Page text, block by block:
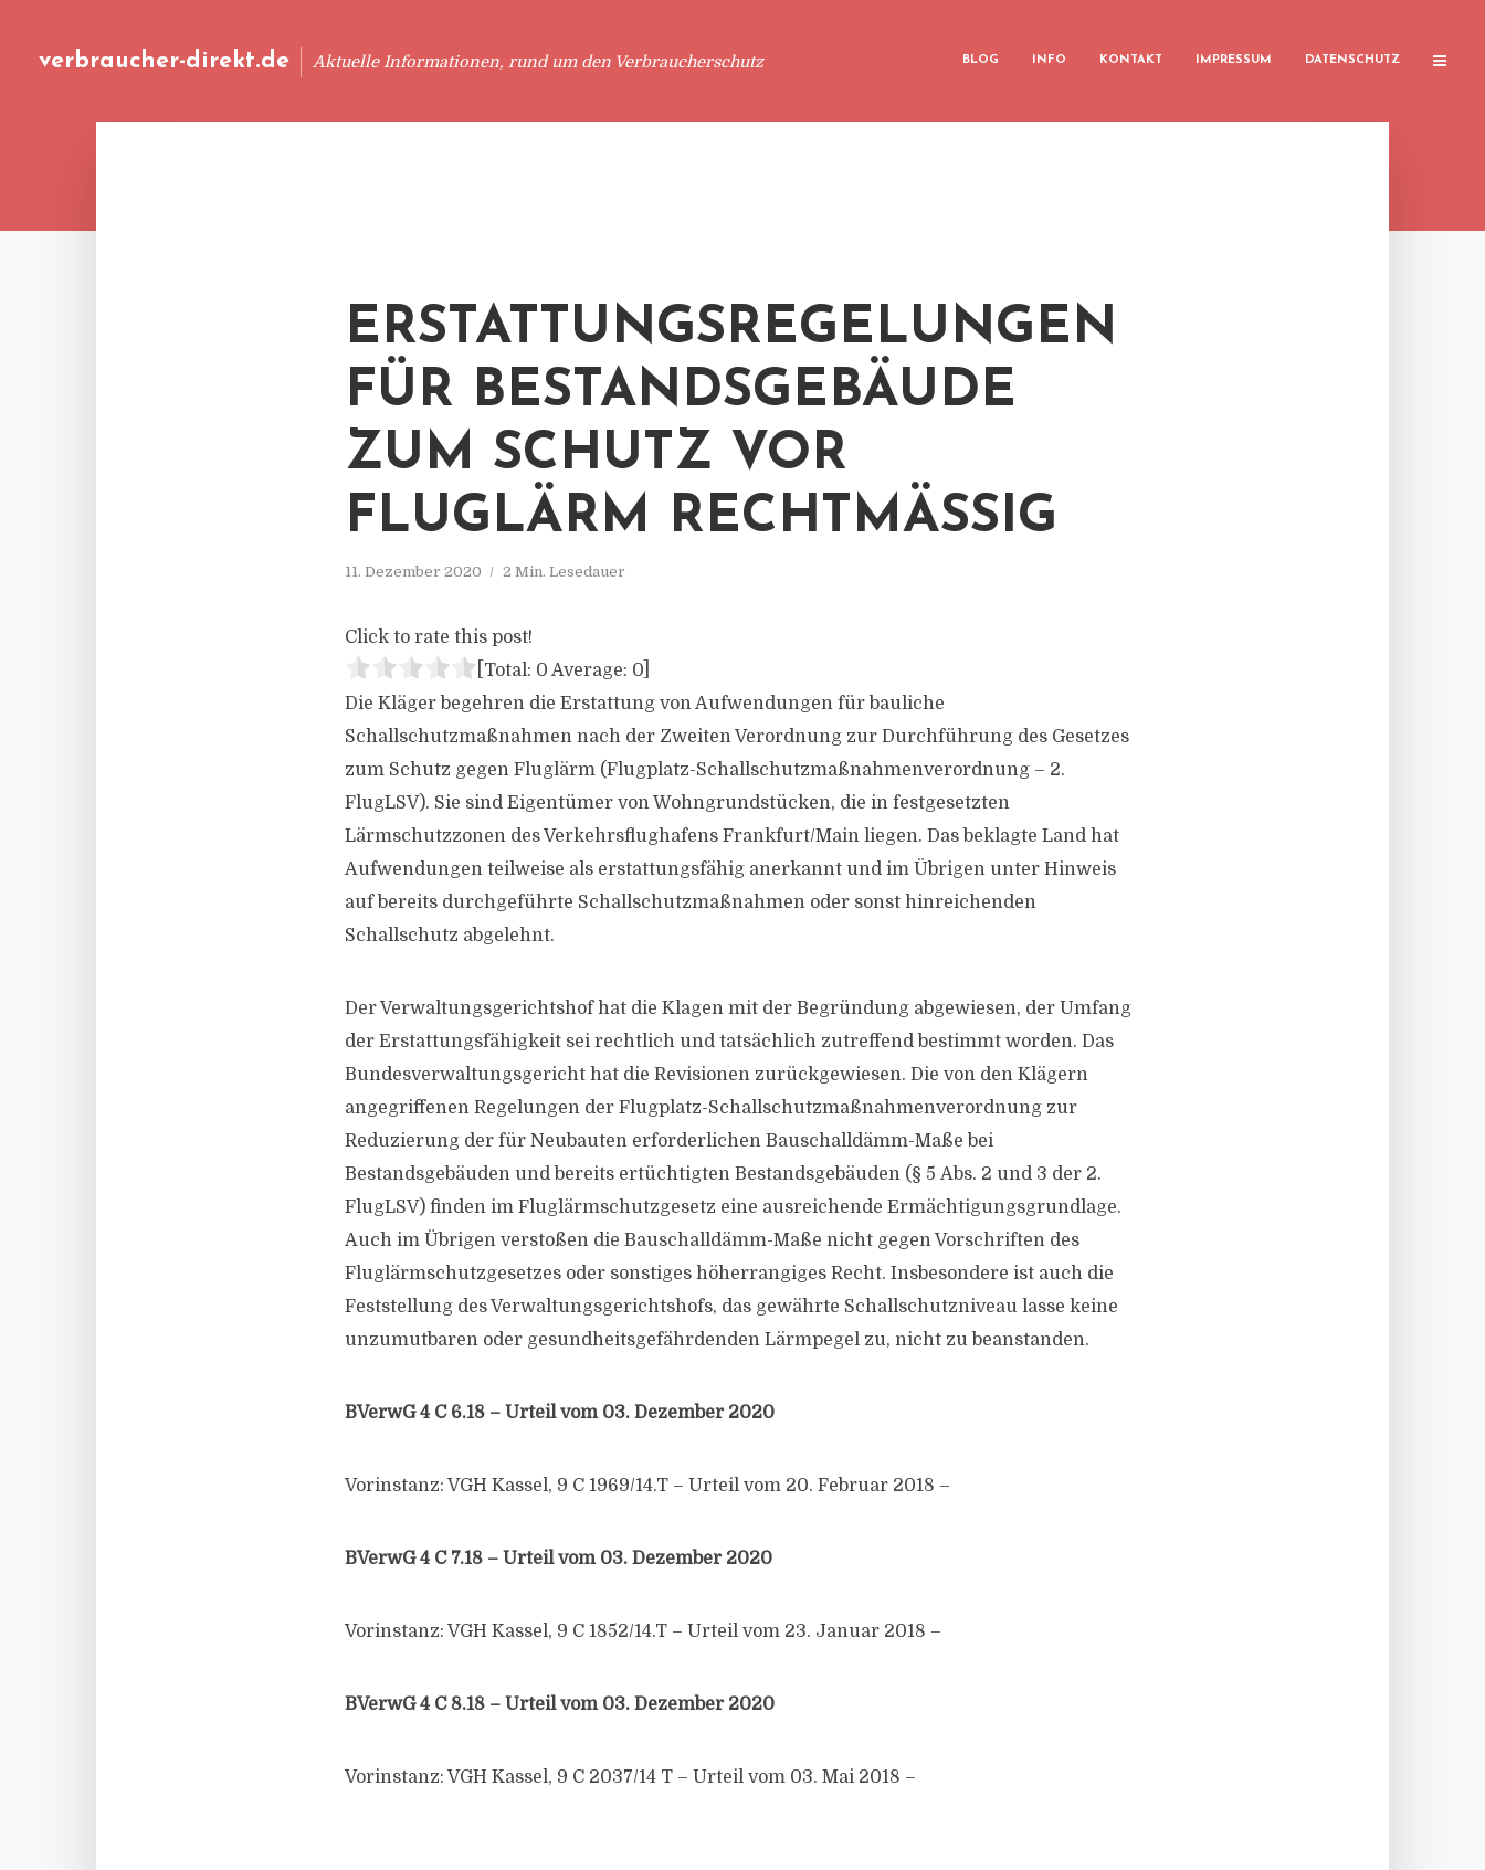
verbraucher-direkt.de Aktuelle Informationen, rund um den Verbraucherschutz BLOG INFO KONTAKT IMPRESSUM DATENSCHUTZ
ERSTATTUNGSREGELUNGEN
FÜR BESTANDSGEBÄUDE
ZUM SCHUTZ VOR
FLUGLÄRM RECHTMÄSSIG
11. Dezember 2020 2 Min. Lesedauer
Click to rate this post!
[Total: 0 Average: 0
Die Kläger begehren die Erstattung von Aufwendungen für bauliche
Schallschutzmaßnahmen nach der Zweiten Verordnung zur Durchführung des Gesetzes
zum Schutz gegen Fluglärm (Flugplatz-Schallschutzmaßnahmenverordnung – 2.
FlugLSV). Sie sind Eigentümer von Wohngrundstücken, die in festgesetzten
Lärmschutzzonen des Verkehrsflughafens Frankfurt/Main liegen. Das beklagte Land hat
Aufwendungen teilweise als erstattungsfähig anerkannt und im Übrigen unter Hinweis
auf bereits durchgeführte Schallschutzmaßnahmen oder sonst hinreichenden
Schallschutz abgelehnt.
Der Verwaltungsgerichtshof hat die Klagen mit der Begründung abgewiesen, der Umfang
der Erstattungsfähigkeit sei rechtlich und tatsächlich zutreffend bestimmt worden. Das
Bundesverwaltungsgericht hat die Revisionen zurückgewiesen. Die von den Klägern
angegriffenen Regelungen der Flugplatz-Schallschutzmaßnahmenverordnung zur
Reduzierung der für Neubauten erforderlichen Bauschalldämm-Maße bei
Bestandsgebäuden und bereits ertüchtigten Bestandsgebäuden (§ 5 Abs. 2 und 3 der 2.
FlugLSV) finden im Fluglärmschutzgesetz eine ausreichende Ermächtigungsgrundlage.
Auch im Übrigen verstoßen die Bauschalldämm-Maße nicht gegen Vorschriften des
Fluglärmschutzgesetzes oder sonstiges höherrangiges Recht. Insbesondere ist auch die
Feststellung des Verwaltungsgerichtshofs, das gewährte Schallschutzniveau lasse keine
unzumutbaren oder gesundheitsgefährdenden Lärmpegel zu, nicht zu beanstanden.
BVerwG 4 C 6.18 – Urteil vom 03. Dezember 2020
Vorinstanz: VGH Kassel, 9 C 1969/14.T – Urteil vom 20. Februar 2018 –
BVerwG 4 C 7.18 – Urteil vom 03. Dezember 2020
Vorinstanz: VGH Kassel, 9 C 1852/14.T – Urteil vom 23. Januar 2018 –
BVerwG 4 C 8.18 – Urteil vom 03. Dezember 2020
Vorinstanz: VGH Kassel, 9 C 2037/14 T – Urteil vom 03. Mai 2018 –